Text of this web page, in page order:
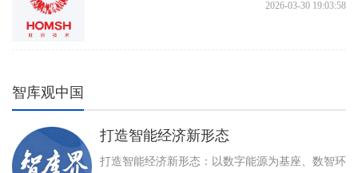
2026-03-30 19:03:58
智库观中国
打造智能经济新形态
打造智能经济新形态：以数字能源为基座、数智环